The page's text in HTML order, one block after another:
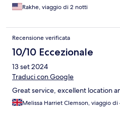
Rakhe, viaggio di 2 notti
Recensione verificata
10/10 Eccezionale
13 set 2024
Traduci con Google
Great service, excellent location
Melissa Harriet Clemson, viaggio di